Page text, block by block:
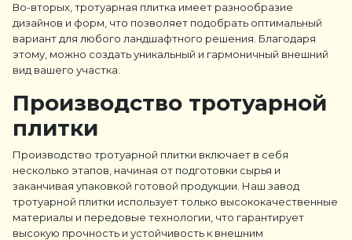
Во-вторых, тротуарная плитка имеет разнообразие
дизайнов и форм, что позволяет подобрать оптимальный
вариант для любого ландшафтного решения. Благодаря
этому, можно создать уникальный и гармоничный внешний
вид вашего участка.
Производство тротуарной
плитки
Производство тротуарной плитки включает в себя
несколько этапов, начиная от подготовки сырья и
заканчивая упаковкой готовой продукции. Наш завод
тротуарной плитки использует только высококачественные
материалы и передовые технологии, что гарантирует
высокую прочность и устойчивость к внешним